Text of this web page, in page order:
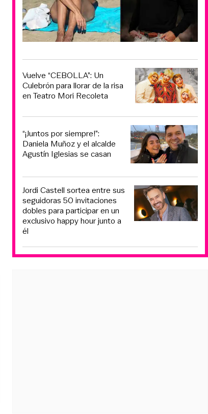
Vuelve “CEBOLLA”: Un
Culebrón para llorar de la risa
en Teatro Mori Recoleta
“¡Juntos por siempre!”:
Daniela Muñoz y el alcalde
Agustín Iglesias se casan
Jordi Castell sortea entre sus
seguidoras 50 invitaciones
dobles para participar en un
exclusivo happy hour junto a
él